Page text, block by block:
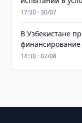
17:30 · 30/07
В Узбекистане
финансирование
14:30 · 02/08